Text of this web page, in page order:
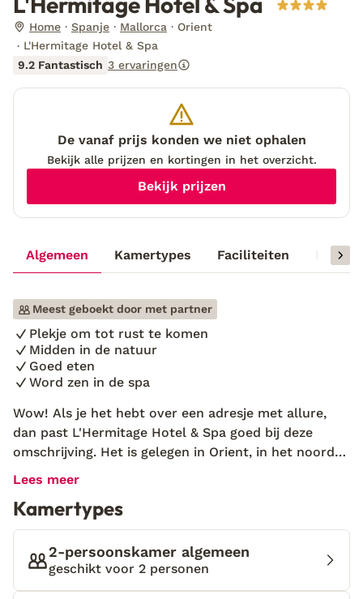
Home Spanje Mallorca
Orient
L'Hermitage Hotel & Spa
9.2 Fantastisch 3 ervaringen
Algemeen Kamertypes Faciliteiten
Meest geboekt door met partner
Plekje om tot rust te komen
Midden in de natuur
Goed eten
Word zen in de spa
Wow! Als je het hebt over een adresje met allure,
dan past L'Hermitage Hotel & Spa goed bij deze
omschrijving. Het is gelegen in Orient, in het noorden
van Mallorca en is gevestigd in een klooster uit de
hier zeker kunt verwachten is rust, authentieke
details en heerlijk eten. Dit is een plekje waar je
naartoe wilt om op te laden. Het ligt middenin
Tramuntana (gebergte) en wordt omringd door
natuurschoon. Kijk je om je heen dan zie je palm- en
Lees meer
Kamertypes
2-persoonskamer algemeen
geschikt voor 2 personen
De vanaf prijs konden we niet ophalen
Bekijk alle prijzen en kortingen in het overzicht.
Bekijk prijzen